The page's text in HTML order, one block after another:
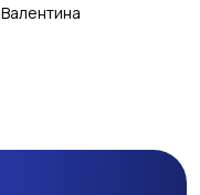
Валентина